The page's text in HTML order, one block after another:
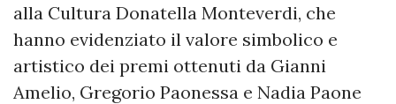
alla Cultura Donatella Monteverdi, che
hanno evidenziato il valore simbolico e
artistico dei premi ottenuti da Gianni
Amelio, Gregorio Paonessa e Nadia Paone